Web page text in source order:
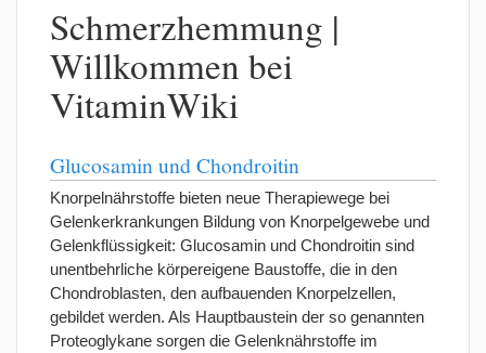
Schmerzhemmung |
Willkommen bei
VitaminWiki
Glucosamin und Chondroitin
Knorpelnährstoffe bieten neue Therapiewege bei
Gelenkerkrankungen Bildung von Knorpelgewebe und
Gelenkflüssigkeit: Glucosamin und Chondroitin sind
unentbehrliche körpereigene Baustoffe, die in den
Chondroblasten, den aufbauenden Knorpelzellen,
gebildet werden. Als Hauptbaustein der so genannten
Proteoglykane sorgen die Gelenknährstoffe im